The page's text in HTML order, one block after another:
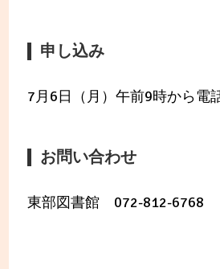
申し込み
7月6日（月）午前9時から電
お問い合わせ
東部図書館 072-812-6768